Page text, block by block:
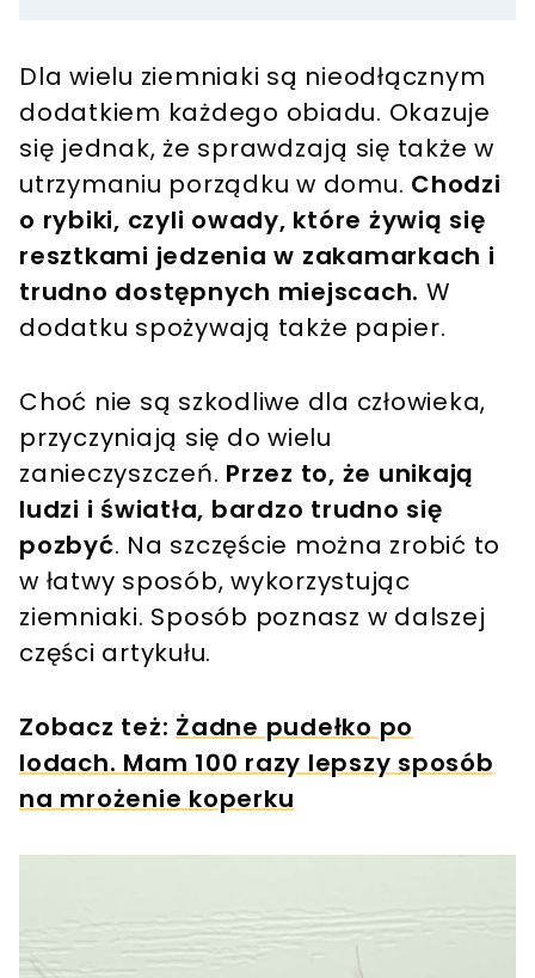
Dla wielu ziemniaki są nieodłącznym
dodatkiem każdego obiadu. Okazuje
się jednak, że sprawdzają się także w
utrzymaniu porządku w domu. Chodzi
o rybiki, czyli owady, które żywią się
resztkami jedzenia w zakamarkach i
trudno dostępnych miejscach. W
dodatku spożywają także papier.
Choć nie są szkodliwe dla człowieka,
przyczyniają się do wielu
zanieczyszczeń. Przez to, że unikają
ludzi i światła, bardzo trudno się
pozbyć. Na szczęście można zrobić to
w łatwy sposób, wykorzystując
ziemniaki. Sposób poznasz w dalszej
części artykułu.
Zobacz też: Żadne pudełko po
lodach. Mam 100 razy lepszy sposób
na mrożenie koperku